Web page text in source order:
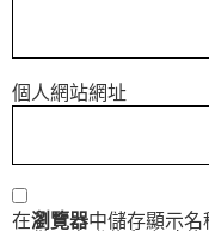
個人網站網址
在瀏覽器中儲存顯示名